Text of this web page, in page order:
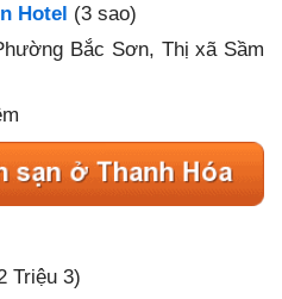
Hotel (3 sao)
Bắc Sơn, Thị xã Sầm
Triệu 3)